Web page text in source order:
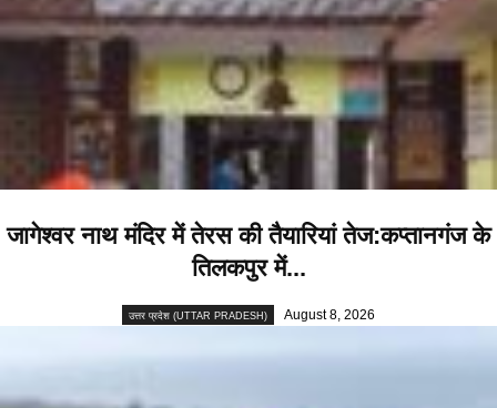
जागेश्वर नाथ मंदिर में तेरस की तैयारियां तेज:कप्तानगंज के
तिलकपुर में...
उत्तर प्रदेश (UTTAR PRADESH) August 8, 2026